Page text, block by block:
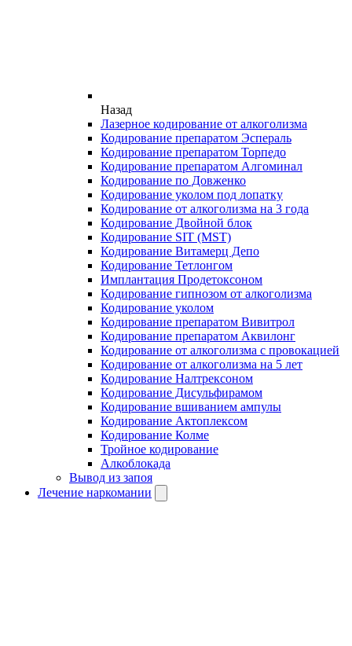
Назад
Лазерное кодирование от алкоголизма
Кодирование препаратом Эспераль
Кодирование препаратом Торпедо
Кодирование препаратом Алгоминал
Кодирование по Довженко
Кодирование уколом под лопатку
Кодирование от алкоголизма на 3 года
Кодирование Двойной блок
Кодирование SIT (MST)
Кодирование Витамерц Депо
Кодирование Тетлонгом
Имплантация Продетоксоном
Кодирование гипнозом от алкоголизма
Кодирование уколом
Кодирование препаратом Вивитрол
Кодирование препаратом Аквилонг
Кодирование от алкоголизма с провокацией
Кодирование от алкоголизма на 5 лет
Кодирование Налтрексоном
Кодирование Дисульфирамом
Кодирование вшиванием ампулы
Кодирование Актоплексом
Кодирование Колме
Тройное кодирование
Алкоблокада
Вывод из запоя
Лечение наркомании